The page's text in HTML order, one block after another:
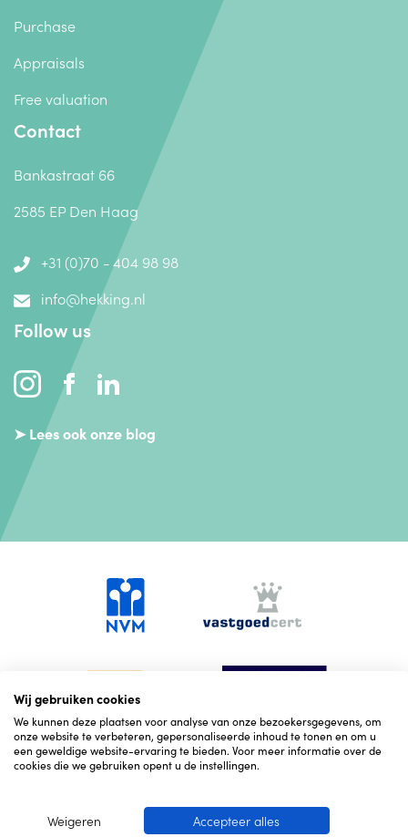
Purchase
Appraisals
Free valuation
Contact
Bankastraat 66
2585 EP Den Haag
+31 (0)70 - 404 98 98
info@hekking.nl
Follow us
➤ Lees ook onze blog
Wij gebruiken cookies
We kunnen deze plaatsen voor analyse van onze bezoekersgegevens, om
onze website te verbeteren, gepersonaliseerde inhoud te tonen en om u
een geweldige website-ervaring te bieden. Voor meer informatie over de
cookies die we gebruiken opent u de instellingen.
Weigeren Accepteer alles